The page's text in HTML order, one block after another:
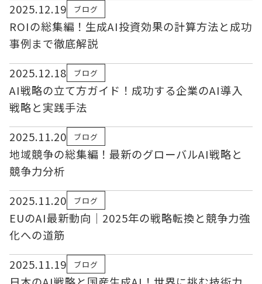
2025.12.19
ブログ
ROIの総集編！生成AI投資効果の計算方法と成功
事例まで徹底解説
2025.12.18
ブログ
AI戦略の立て方ガイド！成功する企業のAI導入
戦略と実践手法
2025.11.20
ブログ
地域競争の総集編！最新のグローバルAI戦略と
競争力分析
2025.11.20
ブログ
EUのAI最新動向｜2025年の戦略転換と競争力強
化への道筋
2025.11.19
ブログ